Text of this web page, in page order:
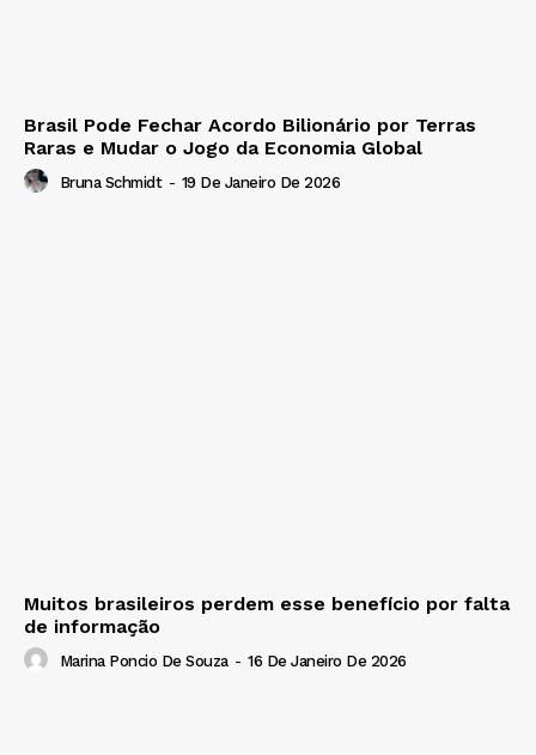
Brasil Pode Fechar Acordo Bilionário por Terras
Raras e Mudar o Jogo da Economia Global
Bruna Schmidt - 19 De Janeiro De 2026
Muitos brasileiros perdem esse benefício por falta
de informação
Marina Poncio De Souza - 16 De Janeiro De 2026